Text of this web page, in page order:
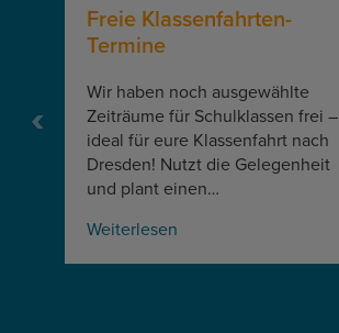
Freie Klassenfahrten-
Termine
Wir haben noch ausgewählte
Zeiträume für Schulklassen frei –
ideal für eure Klassenfahrt nach
Dresden! Nutzt die Gelegenheit
und plant einen…
Weiterlesen